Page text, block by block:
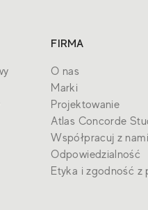
FIRMA
O nas
Marki
Projektowanie
Atlas Concorde
Współpracuj z nami
Odpowiedzialność
Etyka i zgodność z